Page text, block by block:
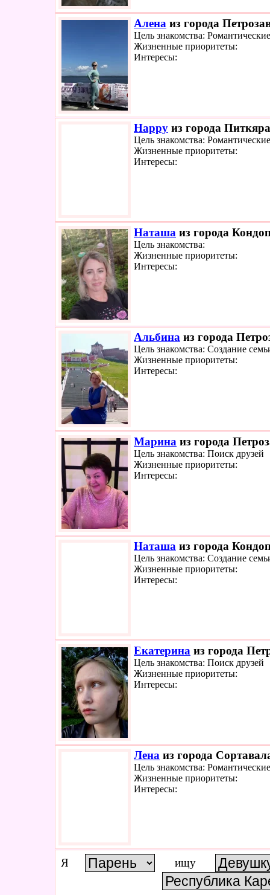
Алена из города
Цель знакомства:
Жизненные приоритеты:
Интересы:
Happy из города
Цель знакомства:
Жизненные приоритеты:
Интересы:
Наташа из города
Цель знакомства:
Жизненные приоритеты:
Интересы:
Альбина из города
Цель знакомства: Создание
Жизненные приоритеты:
Интересы:
Марина из города
Цель знакомства: Поиск друзей
Жизненные приоритеты:
Интересы:
Наташа из города
Цель знакомства: Создание
Жизненные приоритеты:
Интересы:
Екатерина из города
Цель знакомства: Поиск друзей
Жизненные приоритеты:
Интересы:
Лена из города
Цель знакомства:
Жизненные приоритеты:
Интересы:
Я ищу